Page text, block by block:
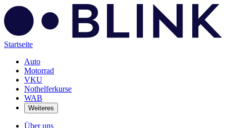
Startseite
Auto
Motorrad
VKU
Nothelferkurse
WAB
Weiteres
Über uns